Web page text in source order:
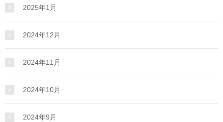
2025年1月
2024年12月
2024年11月
2024年10月
2024年9月